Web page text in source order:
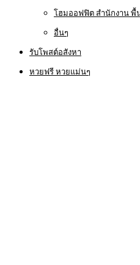
โฮมออฟฟิต สำนักงาน พื้
อื่นๆ
รับโพสต์อสังหา
หวยฟรี หวยแม่นๆ